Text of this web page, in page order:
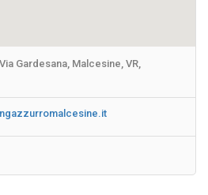
Gardesana, Malcesine, VR,